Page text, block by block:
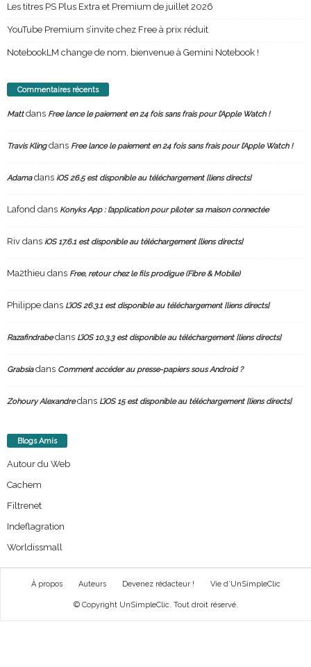
Les titres PS Plus Extra et Premium de juillet 2026
YouTube Premium s’invite chez Free à prix réduit
NotebookLM change de nom, bienvenue à Gemini Notebook !
Commentaires récents
Mattdans Free lance le paiement en 24 fois sans frais pour l’Apple Watch !
Travis Klingdans Free lance le paiement en 24 fois sans frais pour l’Apple Watch !
Adamadans iOS 26.5 est disponible au téléchargement [liens directs]
Lafond dans Konyks App : l’application pour piloter sa maison connectée
Riv dans iOS 17.6.1 est disponible au téléchargement [liens directs]
Ma2thieu dans Free, retour chez le fils prodigue (Fibre & Mobile)
Philippe dans L’iOS 26.3.1 est disponible au téléchargement [liens directs]
Razafindrabedans L’iOS 10.3.3 est disponible au téléchargement [liens directs]
Grabsiadans Comment accéder au presse-papiers sous Android ?
Zohoury Alexandredans L’iOS 15 est disponible au téléchargement [liens directs]
Blogs Amis
Autour du Web
Cachem
Filtrenet
Indeflagration
Worldissmall
À propos Auteurs Devenez rédacteur ! Vie d’UnSimpleClic
© Copyright UnSimpleClic. Tout droit réservé.